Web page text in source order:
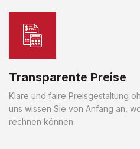
Transparente Preise
Klare und faire Preisgestaltung
uns wissen Sie von Anfang an,
rechnen können.